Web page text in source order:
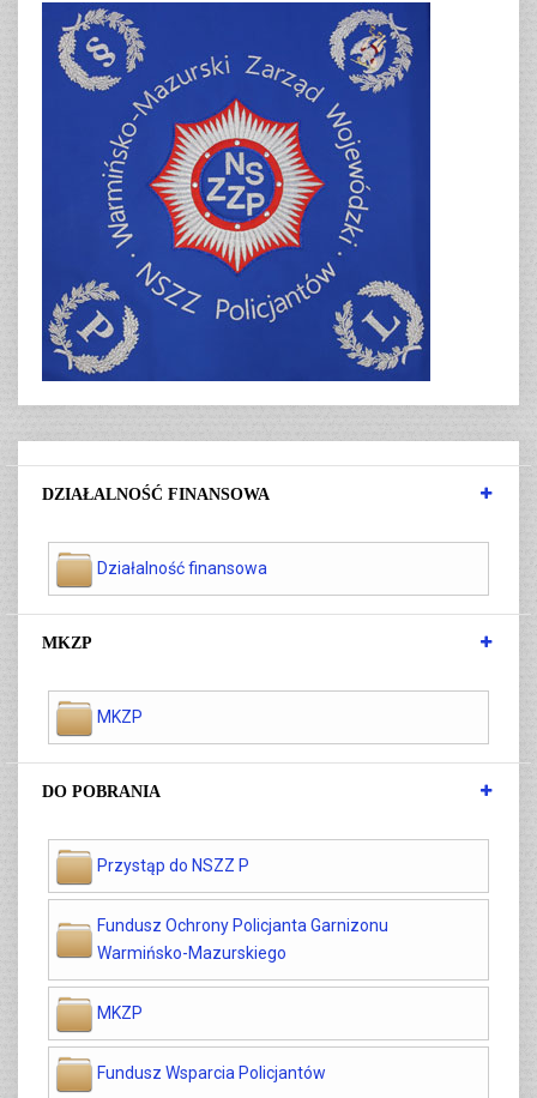
DZIAŁALNOŚĆ FINANSOWA
Działalność finansowa
MKZP
MKZP
DO POBRANIA
Przystąp do NSZZ P
Fundusz Ochrony Policjanta Garnizonu
Warmińsko-Mazurskiego
MKZP
Fundusz Wsparcia Policjantów